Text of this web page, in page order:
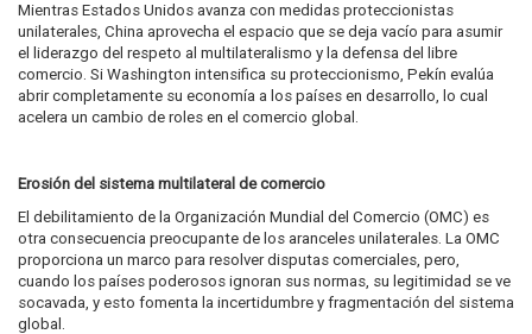
Mientras Estados Unidos avanza con medidas proteccionistas
unilaterales, China aprovecha el espacio que se deja vacío para asumir
el liderazgo del respeto al multilateralismo y la defensa del libre
comercio. Si Washington intensifica su proteccionismo, Pekín evalúa
abrir completamente su economía a los países en desarrollo, lo cual
acelera un cambio de roles en el comercio global.
Erosión del sistema multilateral de comercio
El debilitamiento de la Organización Mundial del Comercio (OMC) es
otra consecuencia preocupante de los aranceles unilaterales. La OMC
proporciona un marco para resolver disputas comerciales, pero,
cuando los países poderosos ignoran sus normas, su legitimidad se ve
socavada, y esto fomenta la incertidumbre y fragmentación del sistema
global.